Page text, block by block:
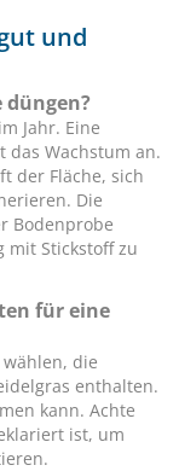
und
düngen?
Jahr. Eine
das Wachstum an.
der Fläche, sich
Die
Bodenprobe
mit Stickstoff zu
für eine
die
enthalten.
kann. Achte
ist, um